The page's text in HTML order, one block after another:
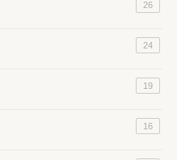
26
24
19
16